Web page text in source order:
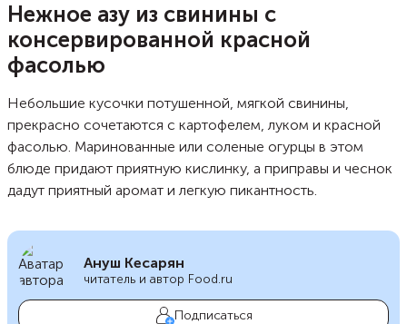
Нежное азу из свинины с
консервированной красной
фасолью
Небольшие кусочки потушенной, мягкой свинины,
прекрасно сочетаются с картофелем, луком и красной
фасолью. Маринованные или соленые огурцы в этом
блюде придают приятную кислинку, а приправы и чеснок
дадут приятный аромат и легкую пикантность.
Ануш Кесарян
читатель и автор Food.ru
Подписаться